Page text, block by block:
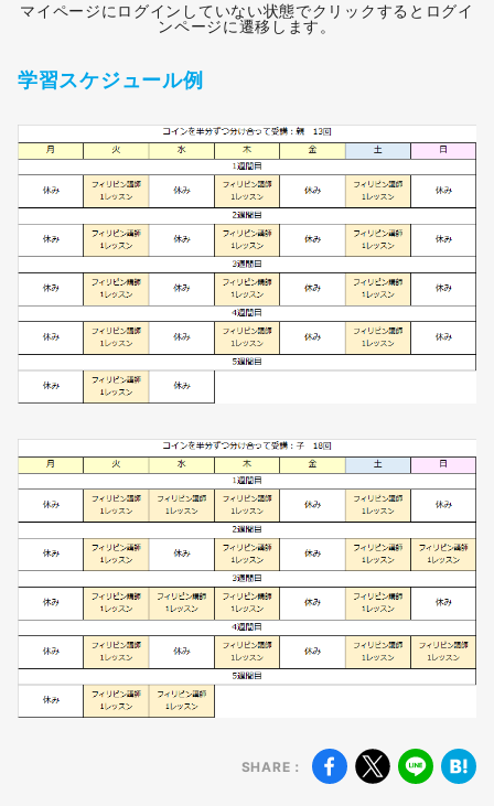
マイページにログインしていない状態でクリックするとログイ
ンページに遷移します。
学習スケジュール例
SHARE：
無料